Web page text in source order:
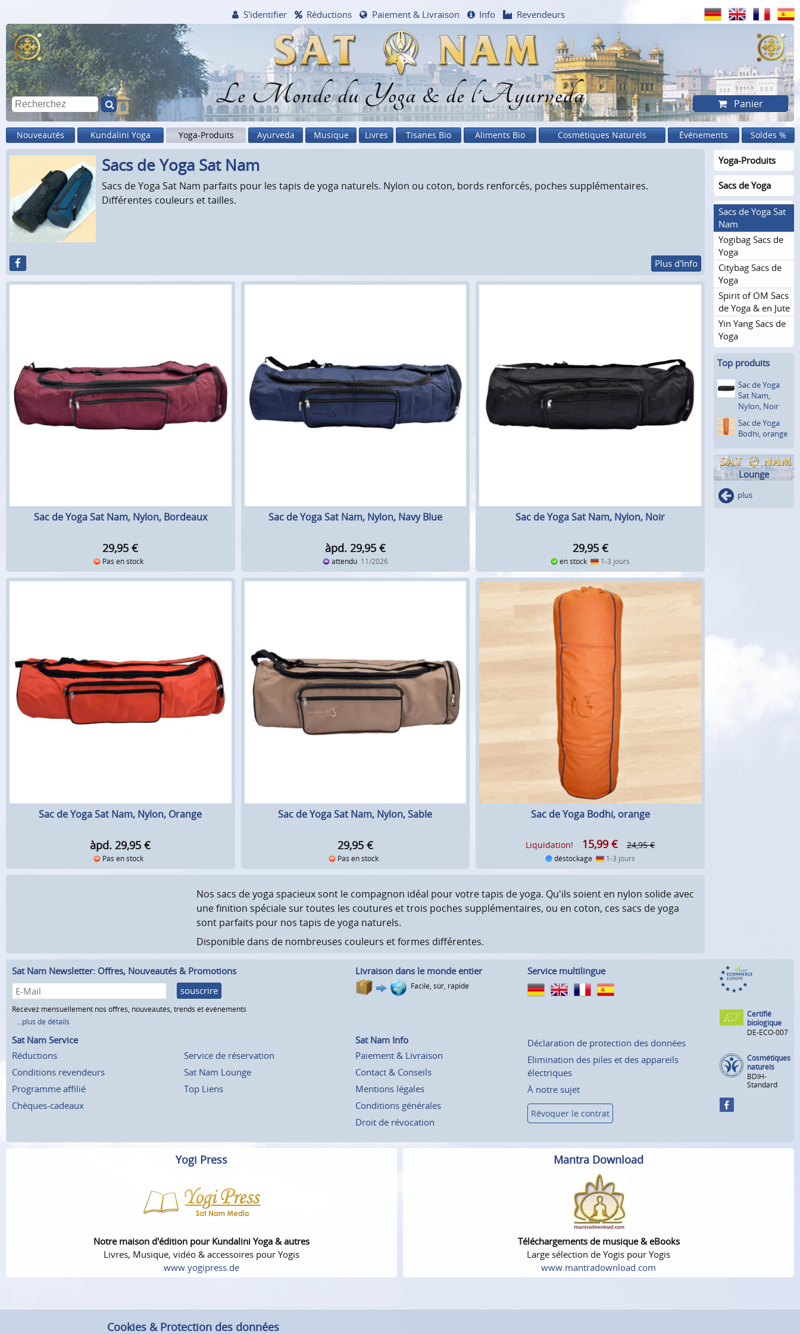
Le Monde du Yoga & de l'Ayurveda
S'identifier Réductions Paiement & Livraison Info Revendeurs
Panier
Nouveautés Kundalini Yoga Yoga-Produits Ayurveda Musique Livres Tisanes Bio Aliments Bio Cosmétiques Naturels Événements Soldes %
Sacs de Yoga Sat Nam
Sacs de Yoga Sat Nam parfaits pour les tapis de yoga naturels. Nylon ou coton, bords renforcés, poches supplémentaires.
Différentes couleurs et tailles.
Plus d'Info
Sac de Yoga Sat Nam, Nylon, Bordeaux
29,95 €
Pas en stock
Sac de Yoga Sat Nam, Nylon, Navy Blue
àpd. 29,95 €
attendu 11/2026
Sac de Yoga Sat Nam, Nylon, Noir
29,95 €
en stock 1-3 jours
Sac de Yoga Sat Nam, Nylon, Orange
àpd. 29,95 €
Pas en stock
Sac de Yoga Sat Nam, Nylon, Sable
29,95 €
Pas en stock
Sac de Yoga Bodhi, orange
Liquidation! 15,99 € 24,95 €
déstockage 1-3 jours
Nos sacs de yoga spacieux sont le compagnon idéal pour votre tapis de yoga. Qu'ils soient en nylon solide avec
une finition spéciale sur toutes les coutures et trois poches supplémentaires, ou en coton, ces sacs de yoga
sont parfaits pour nos tapis de yoga naturels.
Disponible dans de nombreuses couleurs et formes différentes.
Yoga-Produits
Sacs de Yoga
Sacs de Yoga Sat
Nam
Yogibag Sacs de
Yoga
Citybag Sacs de
Yoga
Spirit of OM Sacs
de Yoga & en Jute
Yin Yang Sacs de
Yoga
Top produits
Sac de Yoga
Sat Nam,
Nylon, Noir
Sac de Yoga
Bodhi, orange
Lounge
plus
Sat Nam Newsletter: Offres, Nouveautés & Promotions
souscrire
Recevez mensuellement nos offres, nouveautés, trends et événements
...plus de détails
Livraison dans le monde entier
Facile, sûr, rapide
Service multilingue
Sat Nam Service
Réductions
Conditions revendeurs
Programme affilié
Chèques-cadeaux
Service de réservation
Sat Nam Lounge
Top Liens
Sat Nam Info
Paiement & Livraison
Contact & Conseils
Mentions légales
Conditions générales
Droit de révocation
Déclaration de protection des données
Elimination des piles et des appareils
électriques
À notre sujet
Révoquer le contrat
Certifié
biologique
DE-ECO-007
Cosmétiques
naturels
BDIH-
Standard
Yogi Press
Notre maison d'édition pour Kundalini Yoga & autres
Livres, Musique, vidéo & accessoires pour Yogis
www.yogipress.de
Mantra Download
Téléchargements de musique & eBooks
Large sélection de Yogis pour Yogis
www.mantradownload.com
Cookies & Protection des données